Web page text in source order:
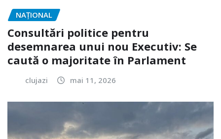
NAŢIONAL
Consultări politice pentru
desemnarea unui nou Executiv: Se
caută o majoritate în Parlament
clujazi mai 11, 2026